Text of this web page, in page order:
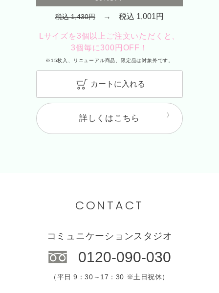
税込 1,430円 → 税込 1,001円
Lサイズを3個以上ご注文いただくと、
3個毎に300円OFF！
※15枚入、リニューアル商品、限定品は対象外です。
カートに入れる
詳しくはこちら
CONTACT
コミュニケーションスタジオ
0120-090-030
（平日 9：30～17：30 ※土日祝休）